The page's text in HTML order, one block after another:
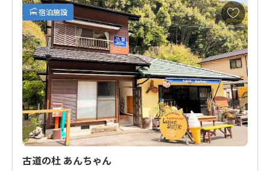
宿泊施設
お
気
に
入
り
に
追
加
古道の杜 あんちゃん